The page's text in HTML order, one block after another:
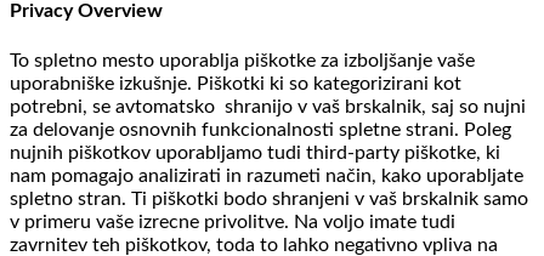
Privacy Overview
To spletno mesto uporablja piškotke za izboljšanje vaše
uporabniške izkušnje. Piškotki ki so kategorizirani kot
potrebni, se avtomatsko shranijo v vaš brskalnik, saj so nujni
za delovanje osnovnih funkcionalnosti spletne strani. Poleg
nujnih piškotkov uporabljamo tudi third-party piškotke, ki
nam pomagajo analizirati in razumeti način, kako uporabljate
spletno stran. Ti piškotki bodo shranjeni v vaš brskalnik samo
v primeru vaše izrecne privolitve. Na voljo imate tudi
zavrnitev teh piškotkov, toda to lahko negativno vpliva na